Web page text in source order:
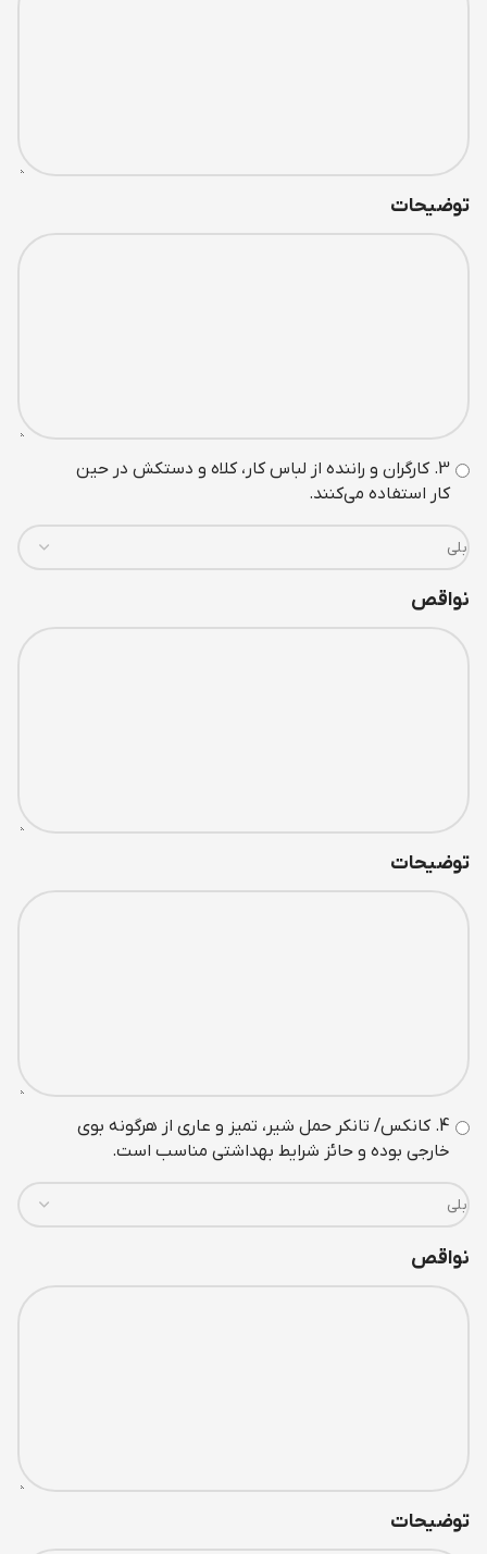
توضیحات
3. کارگران و راننده از لباس کار، کلاه و دستکش در حين
کار استفاده می‌کنند.
نواقص
توضیحات
4. کانکس/ تانکر حمل شير، تميز و عاری از هرگونه بوی
خارجی بوده و حائز شرايط بهداشتی مناسب است.
نواقص
توضیحات